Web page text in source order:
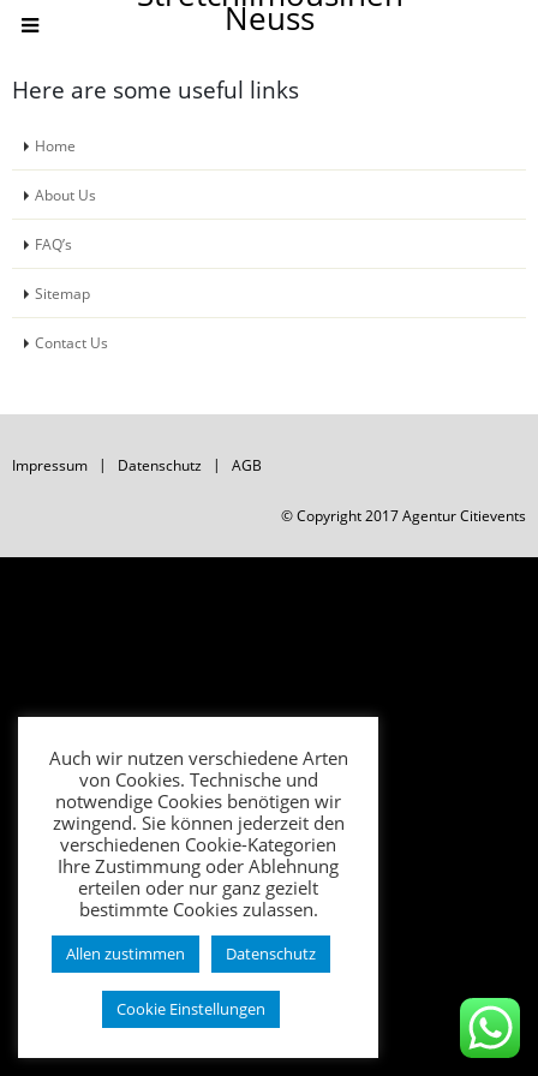
Neuss
Here are some useful links
Home
About Us
FAQ’s
Sitemap
Contact Us
Impressum Datenschutz AGB
© Copyright 2017 Agentur Citievents
Auch wir nutzen verschiedene Arten
von Cookies. Technische und
notwendige Cookies benötigen wir
zwingend. Sie können jederzeit den
verschiedenen Cookie-Kategorien
Ihre Zustimmung oder Ablehnung
erteilen oder nur ganz gezielt
bestimmte Cookies zulassen.
Allen zustimmen Datenschutz
Cookie Einstellungen